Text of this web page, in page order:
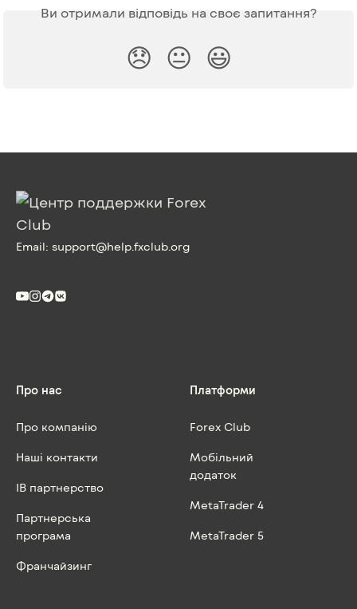
Ви отримали відповідь на своє запитання?
😞 😐 😃
Email: support@help.fxclub.org
Про нас
Про компанію
Наші контакти
IB партнерство
Партнерська
програма
Франчайзинг
Платформи
Forex Club
Мобільний
додаток
MetaTrader 4
MetaTrader 5